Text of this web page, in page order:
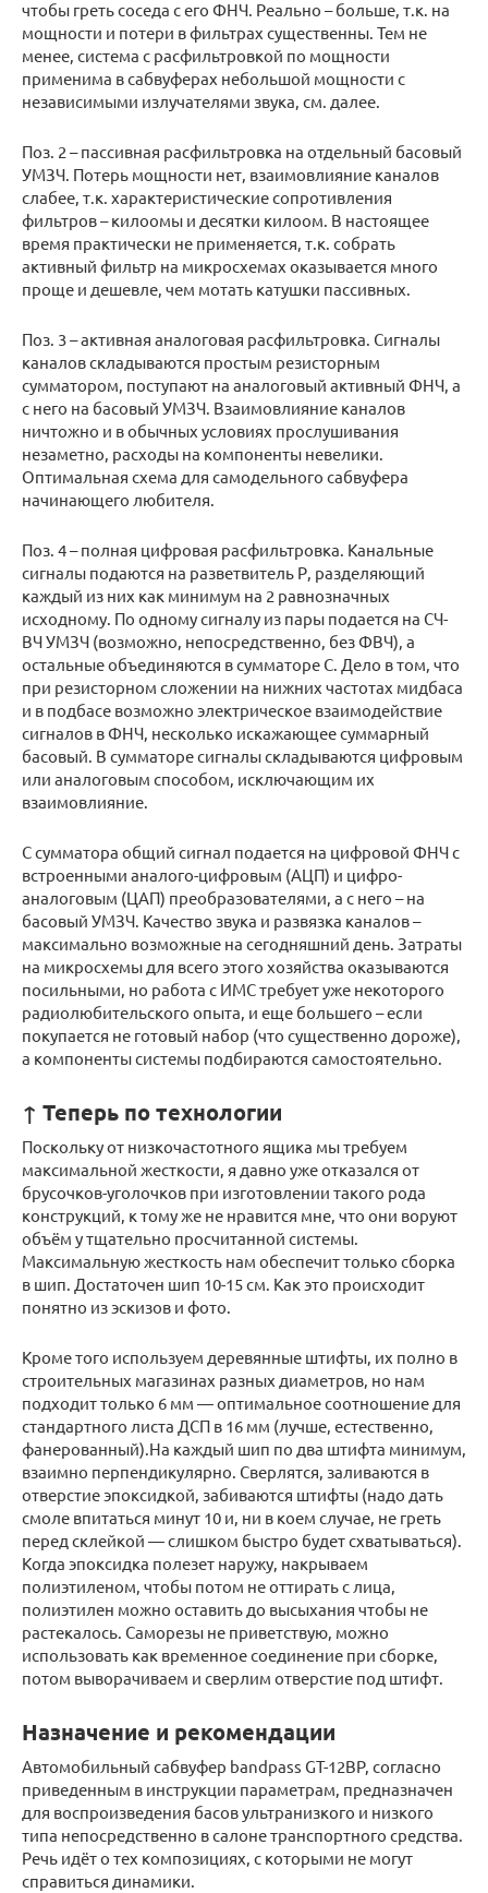
чтобы греть соседа с его ФНЧ. Реально – больше, т.к. на
мощности и потери в фильтрах существенны. Тем не
менее, система с расфильтровкой по мощности
применима в сабвуферах небольшой мощности с
независимыми излучателями звука, см. далее.
Поз. 2 – пассивная расфильтровка на отдельный басовый
УМЗЧ. Потерь мощности нет, взаимовлияние каналов
слабее, т.к. характеристические сопротивления
фильтров – килоомы и десятки килоом. В настоящее
время практически не применяется, т.к. собрать
активный фильтр на микросхемах оказывается много
проще и дешевле, чем мотать катушки пассивных.
Поз. 3 – активная аналоговая расфильтровка. Сигналы
каналов складываются простым резисторным
сумматором, поступают на аналоговый активный ФНЧ, а
с него на басовый УМЗЧ. Взаимовлияние каналов
ничтожно и в обычных условиях прослушивания
незаметно, расходы на компоненты невелики.
Оптимальная схема для самодельного сабвуфера
начинающего любителя.
Поз. 4 – полная цифровая расфильтровка. Канальные
сигналы подаются на разветвитель Р, разделяющий
каждый из них как минимум на 2 равнозначных
исходному. По одному сигналу из пары подается на СЧ-
ВЧ УМЗЧ (возможно, непосредственно, без ФВЧ), а
остальные объединяются в сумматоре С. Дело в том, что
при резисторном сложении на нижних частотах мидбаса
и в подбасе возможно электрическое взаимодействие
сигналов в ФНЧ, несколько искажающее суммарный
басовый. В сумматоре сигналы складываются цифровым
или аналоговым способом, исключающим их
взаимовлияние.
С сумматора общий сигнал подается на цифровой ФНЧ с
встроенными аналого-цифровым (АЦП) и цифро-
аналоговым (ЦАП) преобразователями, а с него – на
басовый УМЗЧ. Качество звука и развязка каналов –
максимально возможные на сегодняшний день. Затраты
на микросхемы для всего этого хозяйства оказываются
посильными, но работа с ИМС требует уже некоторого
радиолюбительского опыта, и еще большего – если
покупается не готовый набор (что существенно дороже),
а компоненты системы подбираются самостоятельно.
↑ Теперь по технологии
Поскольку от низкочастотного ящика мы требуем
максимальной жесткости, я давно уже отказался от
брусочков-уголочков при изготовлении такого рода
конструкций, к тому же не нравится мне, что они воруют
объём у тщательно просчитанной системы.
Максимальную жесткость нам обеспечит только сборка
в шип. Достаточен шип 10-15 см. Как это происходит
понятно из эскизов и фото.
Кроме того используем деревянные штифты, их полно в
строительных магазинах разных диаметров, но нам
подходит только 6 мм — оптимальное соотношение для
стандартного листа ДСП в 16 мм (лучше, естественно,
фанерованный).На каждый шип по два штифта минимум,
взаимно перпендикулярно. Сверлятся, заливаются в
отверстие эпоксидкой, забиваются штифты (надо дать
смоле впитаться минут 10 и, ни в коем случае, не греть
перед склейкой — слишком быстро будет схватываться).
Когда эпоксидка полезет наружу, накрываем
полиэтиленом, чтобы потом не оттирать с лица,
полиэтилен можно оставить до высыхания чтобы не
растекалось. Саморезы не приветствую, можно
использовать как временное соединение при сборке,
потом выворачиваем и сверлим отверстие под штифт.
Назначение и рекомендации
Автомобильный сабвуфер bandpass GT-12BP, согласно
приведенным в инструкции параметрам, предназначен
для воспроизведения басов ультранизкого и низкого
типа непосредственно в салоне транспортного средства.
Речь идёт о тех композициях, с которыми не могут
справиться динамики.